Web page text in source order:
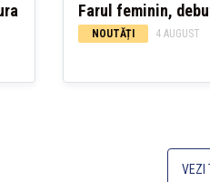
Farul feminin,
NOUTĂȚI 4 AUGUST
VEZI